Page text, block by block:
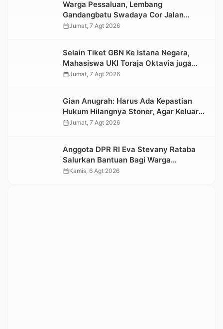
Warga Pessaluan, Lembang
Gandangbatu Swadaya Cor Jalan
Kabupaten
calendar_monthJumat, 7 Agt 2026
Selain Tiket GBN Ke Istana Negara,
Mahasiswa UKI Toraja Oktavia juga
Lolos ke Pekan Seni Mahasiswa
calendar_monthJumat, 7 Agt 2026
Gian Anugrah: Harus Ada Kepastian
Hukum Hilangnya Stoner, Agar Keluarga
tidak Larut dalam Trauma dan
calendar_monthJumat, 7 Agt 2026
Anggota DPR RI Eva Stevany Rataba
Salurkan Bantuan Bagi Warga
Terdampak Longsor di Buntu Pepasan
calendar_monthKamis, 6 Agt 2026